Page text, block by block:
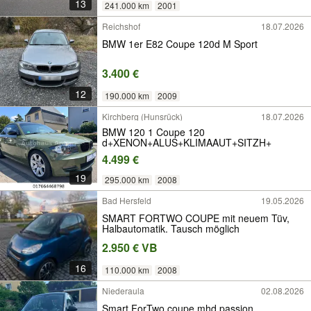
13 241.000 km 2001
12
Reichshof 18.07.2026
BMW 1er E82 Coupe 120d M Sport
3.400 €
190.000 km 2009
19
Kirchberg (Hunsrück) 18.07.2026
BMW 120 1 Coupe 120
d+XENON+ALUS+KLIMAAUT+SITZH+
4.499 €
295.000 km 2008
16
Bad Hersfeld 19.05.2026
SMART FORTWO COUPE mit neuem Tüv,
Halbautomatik. Tausch möglich
2.950 € VB
110.000 km
2008
Niederaula
02.08.2026
Smart ForTwo coupe mhd passion